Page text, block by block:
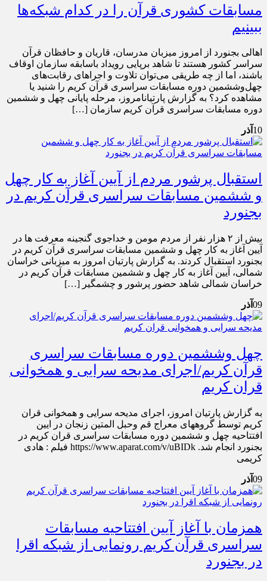
مسابقات کشوری قرآن را در کدام شبکه‌ها
ببینیم
اهالی بجنورد از امروز میزبان مدرسان، قاریان و حافظان قرآن
سراسر کشور هستند تا شاهد برپایی رویداد باسابقه سازمان اوقاف
باشند، اما از چه طریقی می‌توان تلاوت‌ و اجراهای رقابت‌های
چهل‌وششمین دوره مسابقات سراسری قرآن کریم را شنید یا
مشاهده کرد؟ به گزارش پارتیانامروز، مرحله پایانی چهل و ششمین
دوره مسابقات سراسری قرآن کریم سازمان […]
10 آذر
استقبال پرشور مردم از آیین آغاز به کار چهل
و ششمین مسابقات سراسری قرآن کریم در
بجنورد
بیش از ۲ هزار نفر از مردم مومن و خداجوی گنجینه معرفت ها در
آیین آغاز به کار چهل و ششمین مسابقات سراسری قرآن کریم در
بجنورد استقبال کردند. به گزارش پارتیان امروز به میزبانی خراسان
شمالی، آیین آغاز به کار چهل و ششمین مسابقات قرآن کریم در
خراسان شمالی شاهد حضور پرشور و چشمگیر […]
09 آذر
چهل وششمین دوره مسابقات سراسری
قرآن کریم/اجرای مدیحه سرایی و همخوانی
قران کریم
به گزارش پارتیان امروز، اجرای مدیحه سرایی و همخوانی قران
کریم توسط گروههای معراج قم و‌حبل المتین زنجان در ایین
افتتاحیه چهل و ششمین دوره مسابقات سراسری قران کریم در
بجنورد انجام شد. https://www.aparat.com/v/uBIDk فیلم : هادی
کریمی
09 آذر
همزمان با آغاز آیین افتتاحیه مسابقات
سراسری قرآن کریم رونمایی از شبکه اقرا
در بجنورد